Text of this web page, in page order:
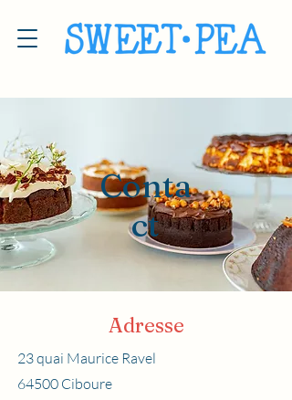
Conta
ct
Adresse
23 quai Maurice Ravel
64500 Ciboure